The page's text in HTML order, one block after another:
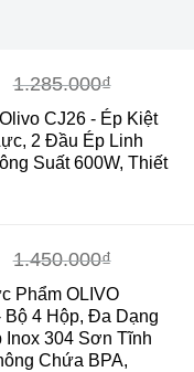
CJ26 - Ép Kiệt
2 Đầu Ép Linh
Suất 600W, Thiết
1.285.000₫
Phẩm OLIVO
Bộ 4 Hộp, Đa Dạng
304 Sơn Tĩnh
Chứa BPA,
1.450.000₫